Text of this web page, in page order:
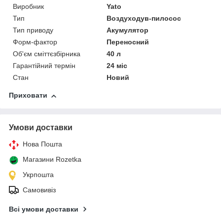
Виробник
Yato
Тип
Воздуходув-пилосос
Тип приводу
Акумулятор
Форм-фактор
Переносний
Об'єм сміттєзбірника
40 л
Гарантійний термін
24 міс
Стан
Новий
Приховати
Умови доставки
Нова Пошта
Магазини Rozetka
Укрпошта
Самовивіз
Всі умови доставки